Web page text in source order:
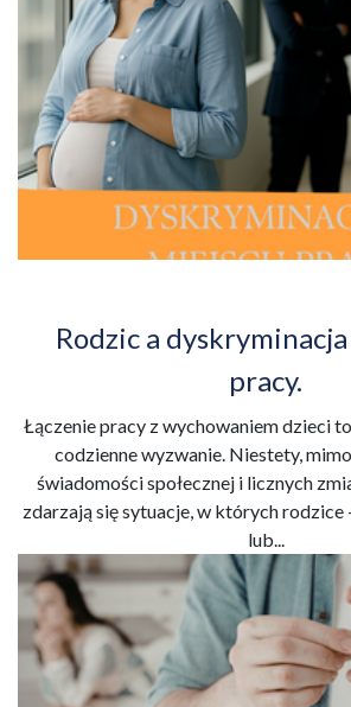
Rodzic a
pracy.
Łączenie pracy z wychowaniem dzieci
codzienne wyzwanie. Niestety,
świadomości społecznej i licznych
zdarzają się sytuacje, w których rodzice
lub...